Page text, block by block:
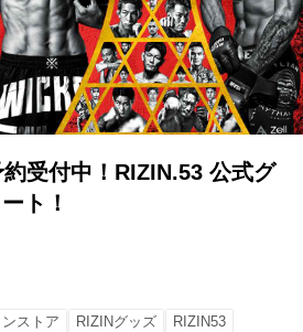
受付中！RIZIN.53 公式グ
ト！
ストア RIZINグッズ RIZIN53